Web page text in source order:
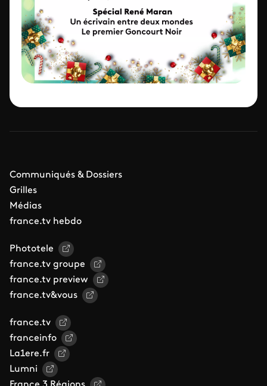
Communiqués & Dossiers
Grilles
Médias
france.tv hebdo
Phototele
france.tv groupe
france.tv preview
france.tv&vous
france.tv
franceinfo
La1ere.fr
Lumni